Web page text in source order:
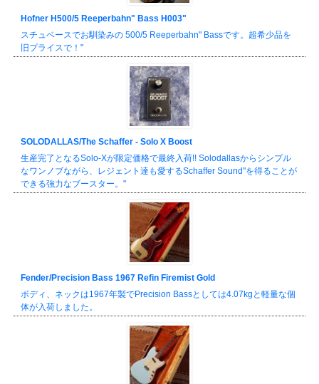
Hofner H500/5 Reeperbahn" Bass H003"
スチュベースでお馴染みの 500/5 Reeperbahn" Bassです。超希少品を
旧プライスで！"
SOLODALLAS/The Schaffer - Solo X Boost
生産完了となるSolo-Xが限定価格で最終入荷!! Solodallasからシンプル
なワンノブながら、レジェント達も愛するSchaffer Sound"を得ることが
できる強力なブースター。"
Fender/Precision Bass 1967 Refin Firemist Gold
ボディ、ネックは1967年製でPrecision Bassとしては4.07kgと軽量な個
体が入荷しました。